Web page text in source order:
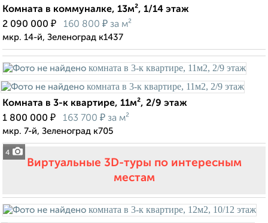
Комната в коммуналке, 13м², 1/14 этаж
2 090 000 ₽ 160 800 ₽ за м²
мкр. 14-й, Зеленоград к1437
4
Комната в 3-к квартире, 11м², 2/9 этаж
1 800 000 ₽ 163 700 ₽ за м²
мкр. 7-й, Зеленоград к705
Виртуальные 3D-туры по интересным
местам